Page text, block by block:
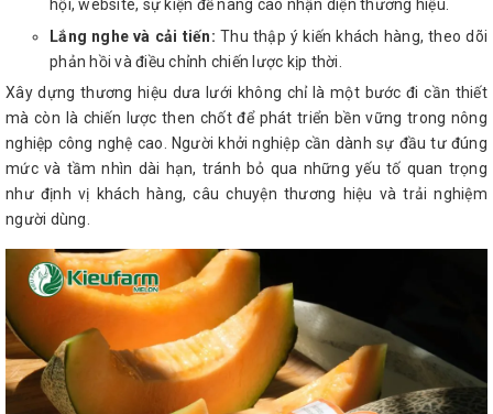
hội, website, sự kiện để nâng cao nhận diện thương hiệu.
Lắng nghe và cải tiến: Thu thập ý kiến khách hàng, theo dõi
phản hồi và điều chỉnh chiến lược kịp thời.
Xây dựng thương hiệu dưa lưới không chỉ là một bước đi cần thiết
mà còn là chiến lược then chốt để phát triển bền vững trong nông
nghiệp công nghệ cao. Người khởi nghiệp cần dành sự đầu tư đúng
mức và tầm nhìn dài hạn, tránh bỏ qua những yếu tố quan trọng
như định vị khách hàng, câu chuyện thương hiệu và trải nghiệm
người dùng.